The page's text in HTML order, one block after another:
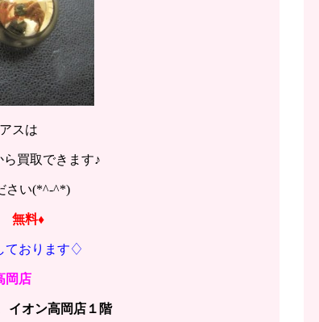
スは
ら買取できます♪
さい(*^-^*)
無料♦
ております♢
岡店
イオン高岡店１階